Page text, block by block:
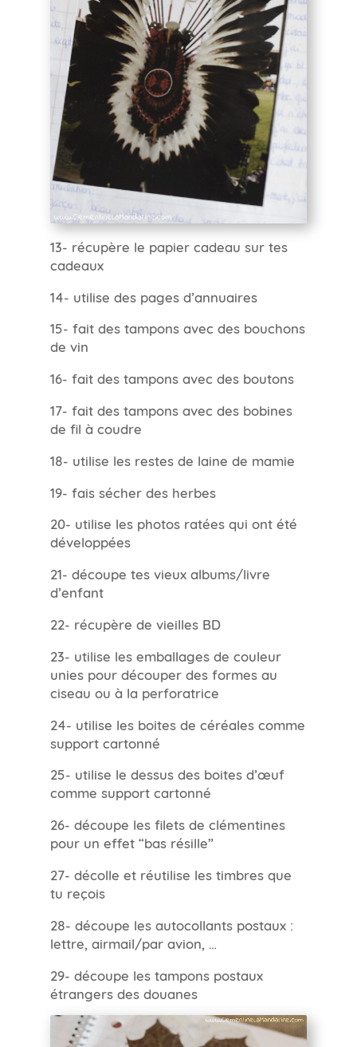
13- récupère le papier cadeau sur tes
cadeaux
14- utilise des pages d’annuaires
15- fait des tampons avec des bouchons
de vin
16- fait des tampons avec des boutons
17- fait des tampons avec des bobines
de fil à coudre
18- utilise les restes de laine de mamie
19- fais sécher des herbes
20- utilise les photos ratées qui ont été
développées
21- découpe tes vieux albums/livre
d’enfant
22- récupère de vieilles BD
23- utilise les emballages de couleur
unies pour découper des formes au
ciseau ou à la perforatrice
24- utilise les boites de céréales comme
support cartonné
25- utilise le dessus des boites d’œuf
comme support cartonné
26- découpe les filets de clémentines
pour un effet “bas résille”
27- décolle et réutilise les timbres que
tu reçois
28- découpe les autocollants postaux :
lettre, airmail/par avion, …
29- découpe les tampons postaux
étrangers des douanes